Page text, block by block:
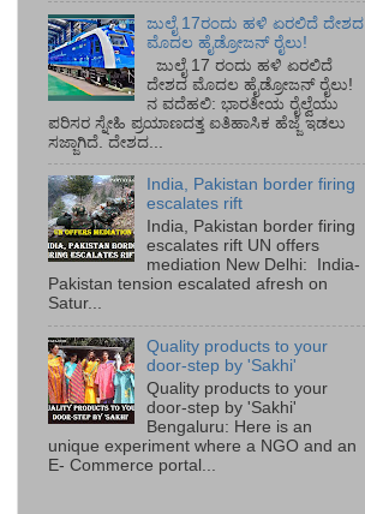
ಜುಲೈ 17ರಂದು ಹಳಿ ಏರಲಿದೆ ದೇಶದ
ಮೊದಲ ಹೈಡ್ರೋಜನ್ ರೈಲು!
ಜುಲೈ 17 ರಂದು ಹಳಿ ಏರಲಿದೆ
ದೇಶದ ಮೊದಲ ಹೈಡ್ರೋಜನ್ ರೈಲು!
ನ ವದೆಹಲಿ: ಭಾರತೀಯ ರೈಲ್ವೆಯು
ಪರಿಸರ ಸ್ನೇಹಿ ಪ್ರಯಾಣದತ್ತ ಐತಿಹಾಸಿಕ ಹೆಜ್ಜೆ ಇಡಲು
ಸಜ್ಜಾಗಿದೆ. ದೇಶದ...
India, Pakistan border firing
escalates rift
India, Pakistan border firing
escalates rift UN offers
mediation New Delhi: India-
Pakistan tension escalated afresh on
Satur...
Quality products to your
door-step by 'Sakhi'
Quality products to your
door-step by 'Sakhi'
Bengaluru: Here is an
unique experiment where a NGO and an
E- Commerce portal...